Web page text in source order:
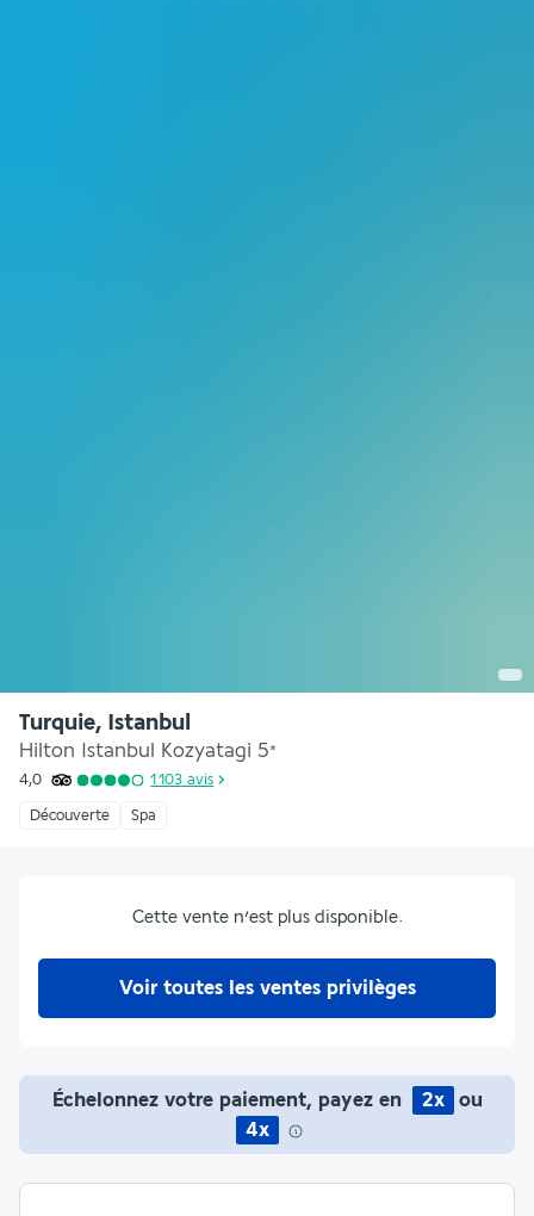
Turquie, Istanbul
Hilton Istanbul Kozyatagi 5*
4,0 1 103 avis
Découverte Spa
Cette vente n’est plus disponible.
Voir toutes les ventes privilèges
Échelonnez votre paiement, payez en 2x
ou
4x